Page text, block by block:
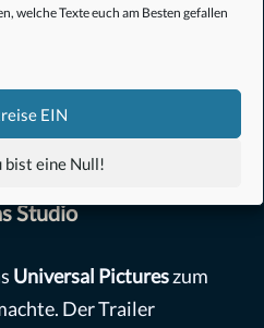
welche Texte euch am Besten gefallen
EIN
bist eine Null!
Studio
Universal Pictureszum
Der Trailer